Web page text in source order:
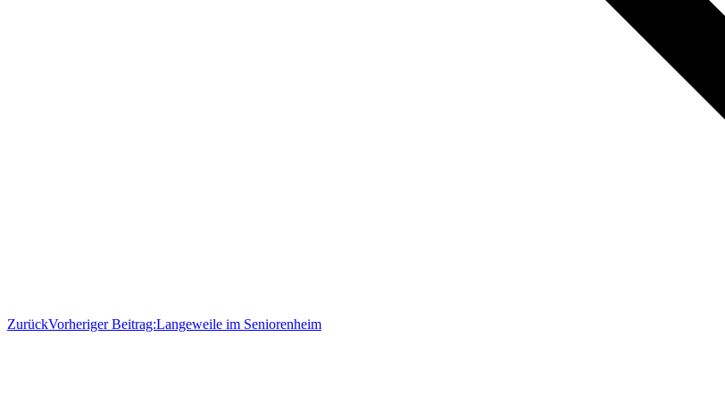
ZurückVorheriger Beitrag:Langeweile im Seniorenheim